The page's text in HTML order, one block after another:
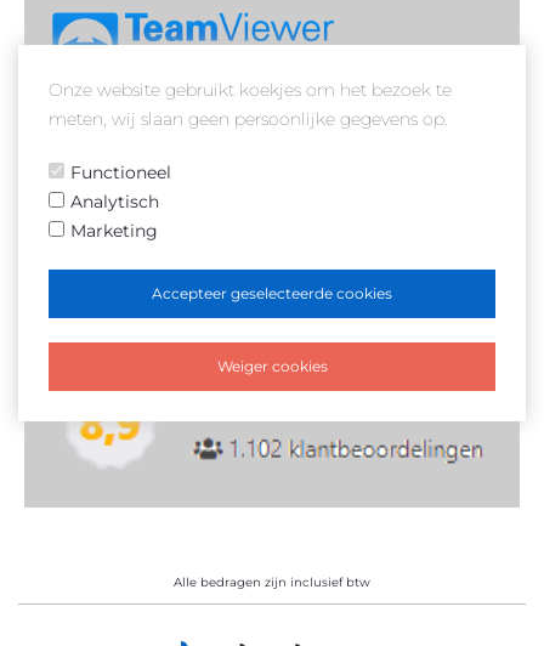
Algemene voorwaarden
Alle bedragen zijn inclusief btw
Onze website gebruikt koekjes om het bezoek te
meten, wij slaan geen persoonlijke gegevens op.
Functioneel
Analytisch
Marketing
Accepteer geselecteerde cookies
Weiger cookies